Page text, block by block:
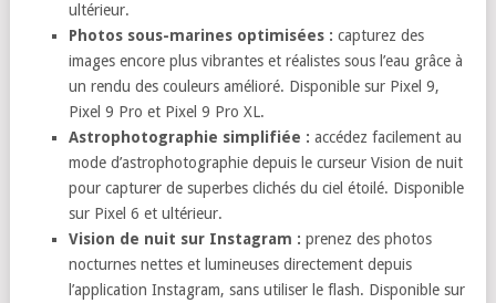
ultérieur.
Photos sous-marines optimisées : capturez des
images encore plus vibrantes et réalistes sous l’eau grâce à
un rendu des couleurs amélioré. Disponible sur Pixel 9,
Pixel 9 Pro et Pixel 9 Pro XL.
Astrophotographie simplifiée : accédez facilement au
mode d’astrophotographie depuis le curseur Vision de nuit
pour capturer de superbes clichés du ciel étoilé. Disponible
sur Pixel 6 et ultérieur.
Vision de nuit sur Instagram : prenez des photos
nocturnes nettes et lumineuses directement depuis
l’application Instagram, sans utiliser le flash. Disponible sur